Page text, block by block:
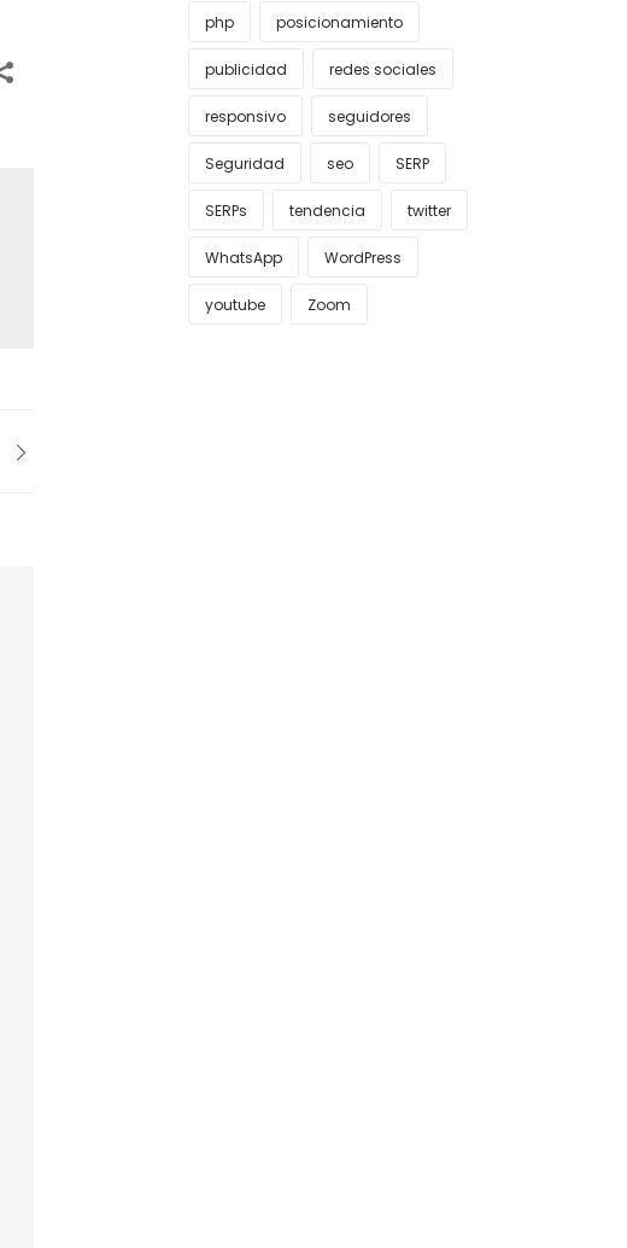
php posicionamiento
publicidad redes sociales
responsivo seguidores
Seguridad seo SERP
SERPs tendencia twitter
WhatsApp WordPress
youtube Zoom